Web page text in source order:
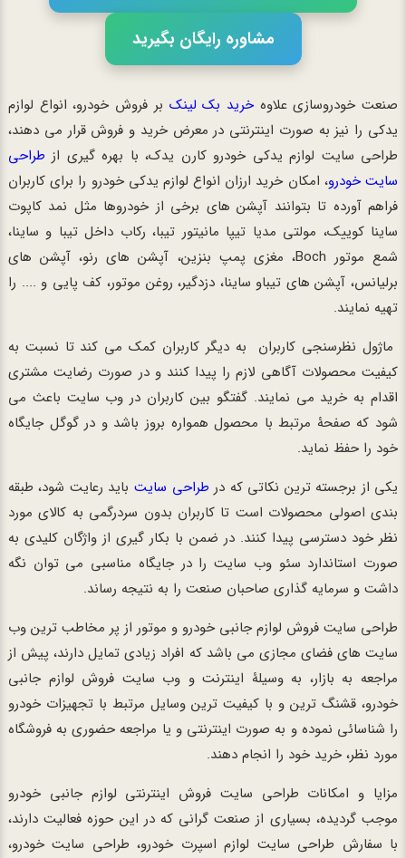
مشاوره رایگان بگیرید
صنعت خودروسازی علاوهخرید بک لینک بر فروش خودرو، انواع لوازم
یدکی را نیز به صورت اینترنتی در معرض خرید و فروش قرار می دهند،
طراحی سایت لوازم یدکی خودرو کارن یدک، با بهره گیری از طراحی
سایت خودرو، امکان خرید ارزان انواع لوازم یدکی خودرو را برای کاربران
فراهم آورده تا بتوانند آپشن های برخی از خودروها مثل نمد کاپوت
ساینا کوییک، مولتی مدیا تیپا مانیتور تیبا، رکاب داخل تیبا و ساینا،
شمع موتور Boch، مغزی پمپ بنزین، آپشن های رنو، آپشن های
برلیانس، آپشن های تیباو ساینا، دزدگیر، روغن موتور، کف پایی و .... را
تهیه نمایند.
ماژول نظرسنجی کاربران به دیگر کاربران کمک می کند تا نسبت به
کیفیت محصولات آگاهی لازم را پیدا کنند و در صورت رضایت مشتری
اقدام به خرید می نمایند. گفتگو بین کاربران در وب سایت باعث می
شود که صفحۀ مرتبط با محصول همواره بروز باشد و در گوگل جایگاه
خود را حفظ نماید.
یکی از برجسته ترین نکاتی که در طراحی سایت باید رعایت شود، طبقه
بندی اصولی محصولات است تا کاربران بدون سردرگمی به کالای مورد
نظر خود دسترسی پیدا کنند. در ضمن با بکار گیری از واژگان کلیدی به
صورت استاندارد سئو وب سایت را در جایگاه مناسبی می توان نگه
داشت و سرمایه گذاری صاحبان صنعت را به نتیجه رساند.
طراحی سایت فروش لوازم جانبی خودرو و موتور از پر مخاطب ترین وب
سایت های فضای مجازی می باشد که افراد زیادی تمایل دارند، پیش از
مراجعه به بازار، به وسیلۀ اینترنت و وب سایت فروش لوازم جانبی
خودرو، قشنگ ترین و با کیفیت ترین وسایل مرتبط با تجهیزات خودرو
را شناسائی نموده و به صورت اینترنتی و یا مراجعه حضوری به فروشگاه
مورد نظر، خرید خود را انجام دهند.
مزایا و امکانات طراحی سایت فروش اینترنتی لوازم جانبی خودرو
موجب گردیده، بسیاری از صنعت گرانی که در این حوزه فعالیت دارند،
با سفارش طراحی سایت لوازم اسپرت خودرو، طراحی سایت خودرو،